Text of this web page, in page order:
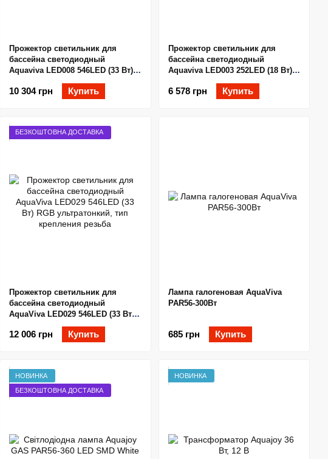
Прожектор светильник для
бассейна светодиодный
Aquaviva LED008 546LED (33 Вт)
10 304 грн Купить
Прожектор светильник для
бассейна светодиодный
Aquaviva LED003 252LED (18 Вт)
6 578 грн Купить
БЕЗКОШТОВНА ДОСТАВКА
Прожектор светильник для
бассейна светодиодный
AquaViva LED029 546LED (33 Вт)
RGB ультратонкий, тип
крепления резьба
12 006 грн Купить
Лампа галогеновая AquaViva
PAR56-300Вт
685 грн Купить
НОВИНКА
БЕЗКОШТОВНА ДОСТАВКА
НОВИНКА